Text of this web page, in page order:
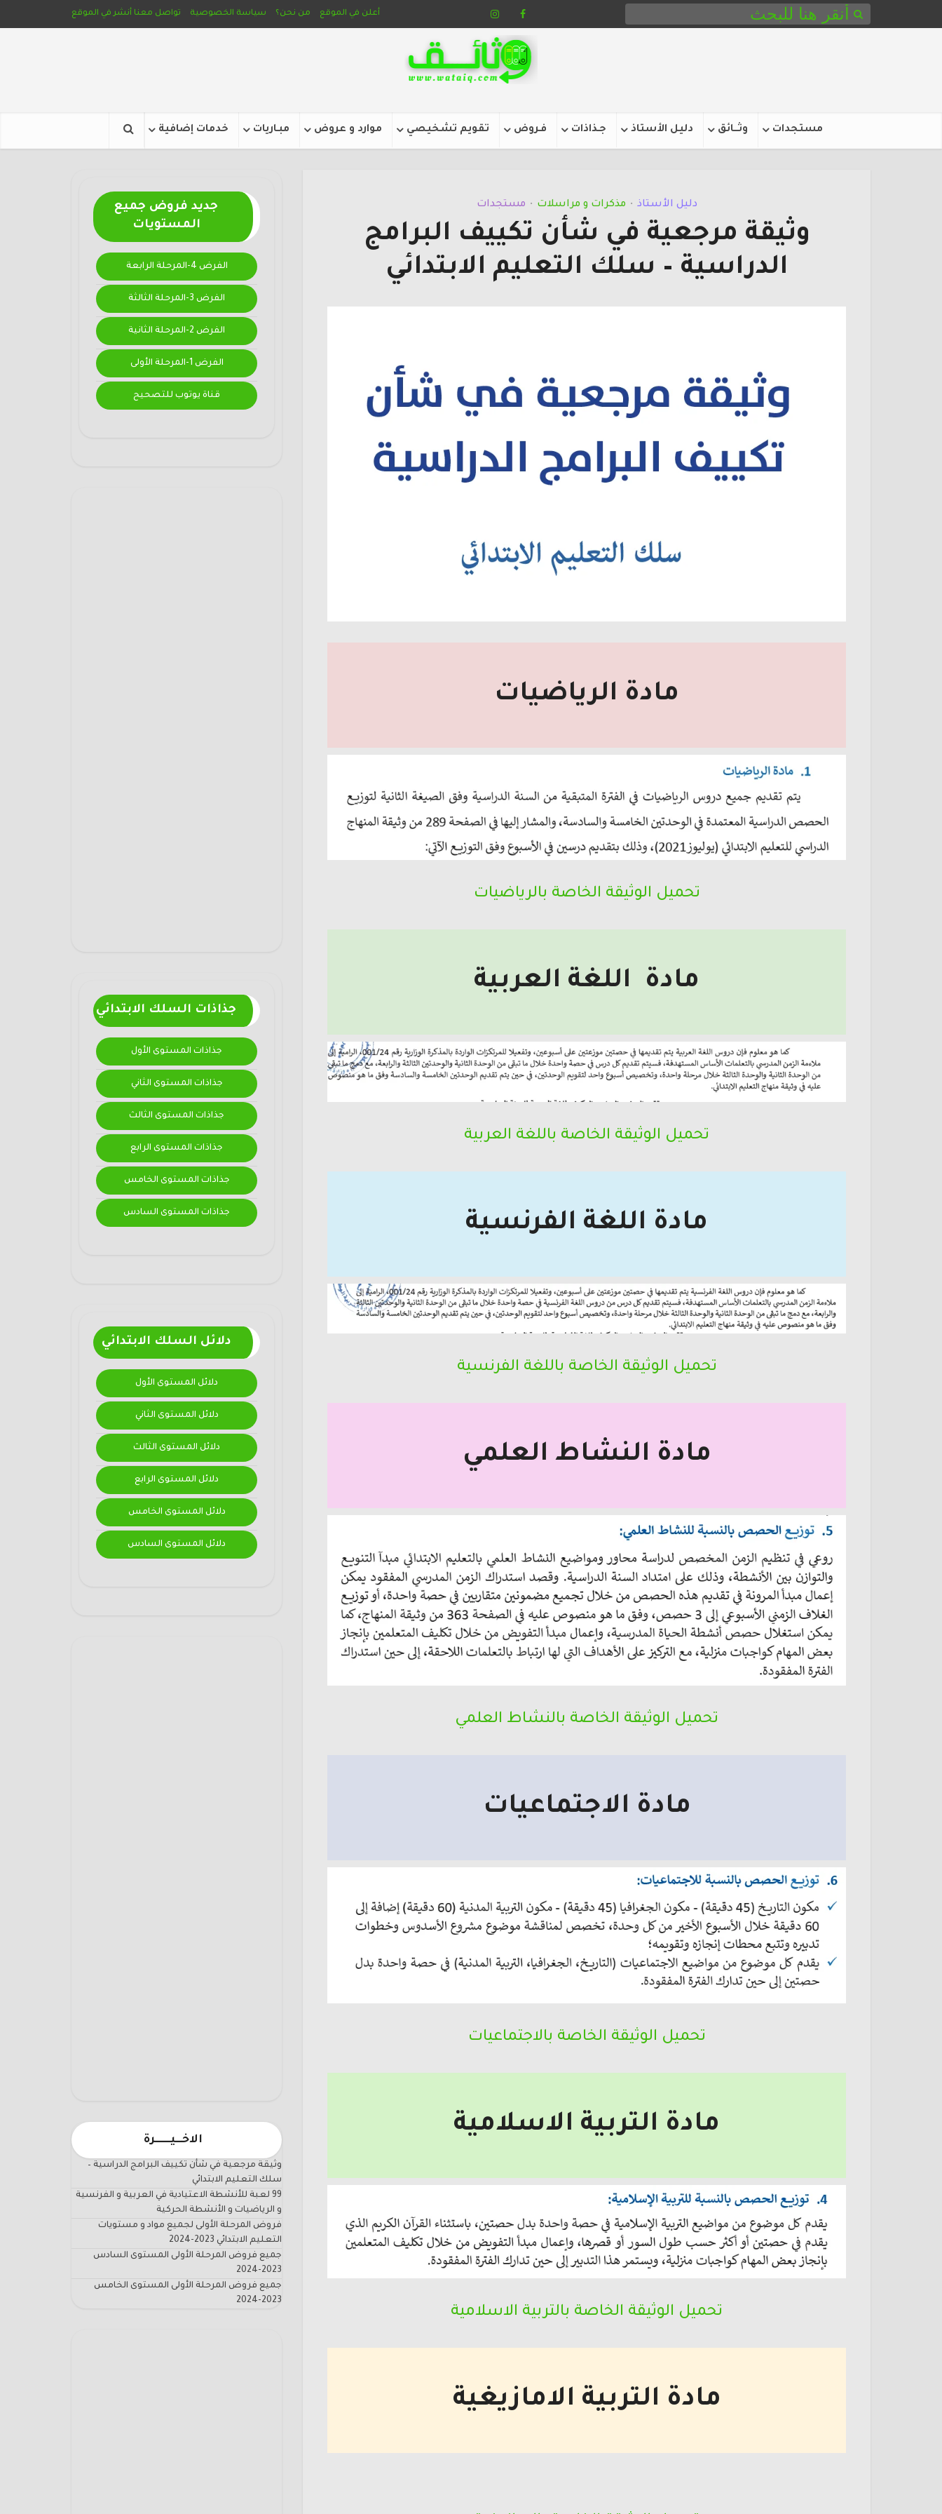
أعلن في الموقع من نحن؟ سياسة الخصوصية تواصل معنا أنشر في الموقع
مستجدات وثـــائق دليل الأستاذ جـذاذات فـروض تقويم تشخيصي موارد و عروض مبـاريات خدمات إضافية
جديد فروض جميع
المستويات
الفرض 4-المرحلة الرابعة
الفرض 3-المرحلة الثالثة
الفرض 2-المرحلة الثانية
الفرض 1-المرحلة الأولى
قناة يوتوب للتصحيح
جذاذات السلك الابتدائي
جذاذات المستوى الأول
جذاذات المستوى الثاني
جذاذات المستوى الثالث
جذاذات المستوى الرابع
جذاذات المستوى الخامس
جذاذات المستوى السادس
دلائل السلك الابتدائي
دلائل المستوى الأول
دلائل المستوى الثاني
دلائل المستوى الثالث
دلائل المستوى الرابع
دلائل المستوى الخامس
دلائل المستوى السادس
الاخـــيـــــــرة
وثيقة مرجعية في شأن تكييف البرامج الدراسية –
سلك التعليم الابتدائي
99 لعبة للأنشطة الاعتيادية في العربية و الفرنسية
و الرياضيات و الأنشطة الحركية
فروض المرحلة الأولى لجميع مواد و مستويات
التعليم الابتدائي 2023-2024
جميع فروض المرحلة الأولى المستوى السادس
2023-2024
جميع فروض المرحلة الأولى المستوى الخامس
2023-2024
دليل الأستاذ • مذكرات و مراسلات • مستجدات
وثيقة مرجعية في شأن تكييف البرامج
الدراسية – سلك التعليم الابتدائي
مادة الرياضيات
تحميل الوثيقة الخاصة بالرياضيات
مادة اللغة العربية
تحميل الوثيقة الخاصة باللغة العربية
مادة اللغة الفرنسية
تحميل الوثيقة الخاصة باللغة الفرنسية
مادة النشاط العلمي
تحميل الوثيقة الخاصة بالنشاط العلمي
مادة الاجتماعيات
تحميل الوثيقة الخاصة بالاجتماعيات
مادة التربية الاسلامية
تحميل الوثيقة الخاصة بالتربية الاسلامية
مادة التربية الامازيغية